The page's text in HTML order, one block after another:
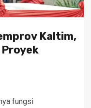
Kaltim,
fungsi